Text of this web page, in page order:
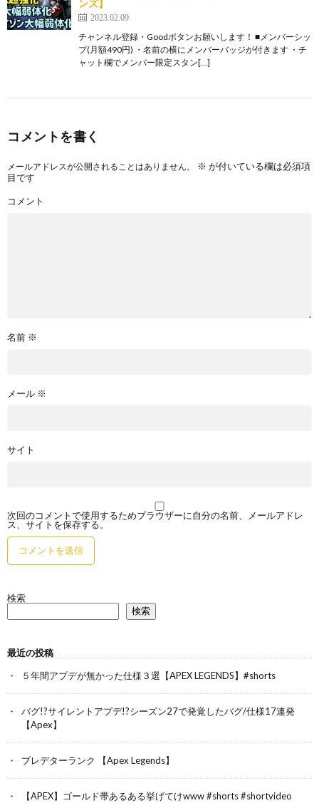
ンズ】
2023.02.09
チャンネル登録・Goodボタンお願いします！ ■メンバーシッ
プ(月額490円) ・名前の横にメンバーバッジが付きます ・チ
ャット欄でメンバー限定スタン[…]
コメントを書く
メールアドレスが公開されることはありません。 ※ が付いている欄は必須項
目です
コメント
名前 ※
メール ※
サイト
次回のコメントで使用するためブラウザーに自分の名前、メールアドレ
ス、サイトを保存する。
検索
検索
最近の投稿
５年間アプデが無かった仕様３選【APEX LEGENDS】#shorts
バグ!?サイレントアプデ!?シーズン27で発覚したバグ/仕様17連発
【Apex】
プレデターランク 【Apex Legends】
【APEX】ゴールド帯あるある挙げてけwww #shorts #shortvideo